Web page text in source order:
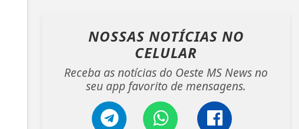
NOSSAS NOTÍCIAS NO
CELULAR
Receba as notícias do Oeste MS News no
seu app favorito de mensagens.